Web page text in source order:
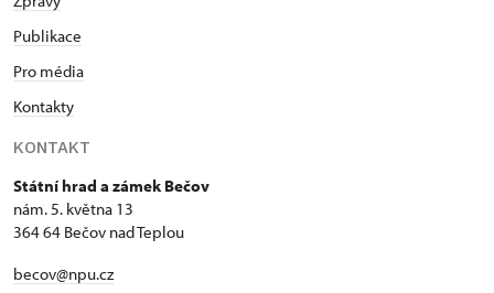
Publikace
Pro média
Kontakty
KONTAKT
Státní hrad a zámek Bečov
nám. 5. května 13
364 64 Bečov nad Teplou
becov@npu.cz